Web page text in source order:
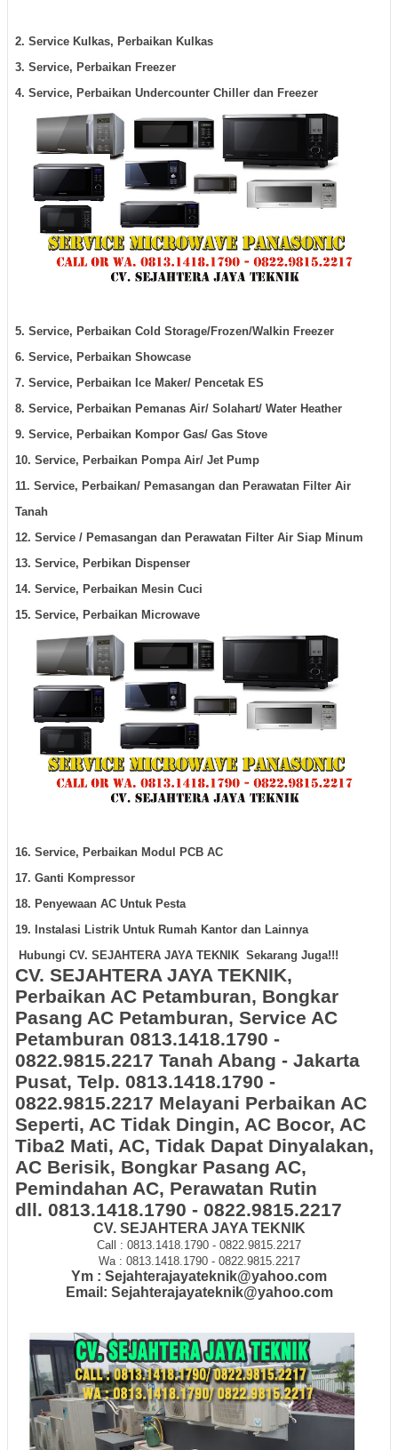
2. Service Kulkas, Perbaikan Kulkas
3. Service, Perbaikan Freezer
4. Service, Perbaikan Undercounter Chiller dan Freezer
5. Service, Perbaikan Cold Storage/Frozen/Walkin Freezer
6. Service, Perbaikan Showcase
7. Service, Perbaikan Ice Maker/ Pencetak ES
8. Service, Perbaikan Pemanas Air/ Solahart/ Water Heather
9. Service, Perbaikan Kompor Gas/ Gas Stove
10. Service, Perbaikan Pompa Air/ Jet Pump
11. Service, Perbaikan/ Pemasangan dan Perawatan Filter Air
Tanah
12. Service / Pemasangan dan Perawatan Filter Air Siap Minum
13. Service, Perbikan Dispenser
14. Service, Perbaikan Mesin Cuci
15. Service, Perbaikan Microwave
16. Service, Perbaikan Modul PCB AC
17. Ganti Kompressor
18. Penyewaan AC Untuk Pesta
19. Instalasi Listrik Untuk Rumah Kantor dan Lainnya
Hubungi CV. SEJAHTERA JAYA TEKNIK Sekarang Juga!!!
CV. SEJAHTERA JAYA TEKNIK,
Perbaikan AC Petamburan, Bongkar
Pasang AC Petamburan, Service AC
Petamburan 0813.1418.1790 -
0822.9815.2217 Tanah Abang - Jakarta
Pusat, Telp. 0813.1418.1790 -
0822.9815.2217 Melayani Perbaikan AC
Seperti, AC Tidak Dingin, AC Bocor, AC
Tiba2 Mati, AC, Tidak Dapat Dinyalakan,
AC Berisik, Bongkar Pasang AC,
Pemindahan AC, Perawatan Rutin
dll. 0813.1418.1790 - 0822.9815.2217
CV. SEJAHTERA JAYA TEKNIK
Call : 0813.1418.1790 - 0822.9815.2217
Wa : 0813.1418.1790 - 0822.9815.2217
Ym : Sejahterajayateknik@yahoo.com
Email: Sejahterajayateknik@yahoo.com